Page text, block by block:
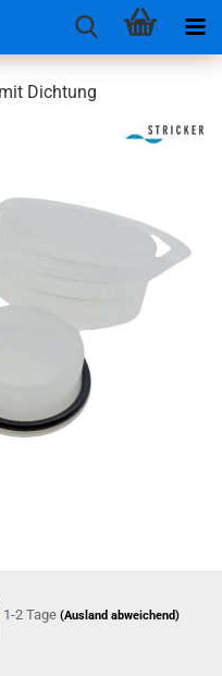
Dichtung
1-2 Tage(Ausland abweichend)